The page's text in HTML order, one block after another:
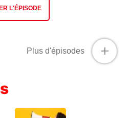
L'ÉPISODE
+
Plus d'épisodes